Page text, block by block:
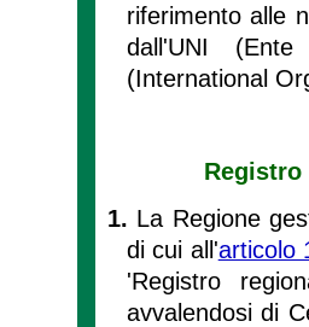
riferimento alle
dall'UNI
(International
Registro
1. La Regione
di cui all'articolo
'Registro
avvalendosi di